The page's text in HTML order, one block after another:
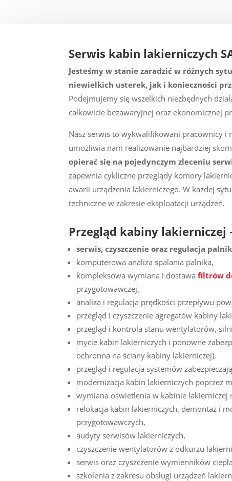
Serwis kabin lakierniczych
Jesteśmy w stanie zaradzić w różnych
niewielkich usterek, jak i konieczności
Podejmujemy się wszelkich niezbędnych
całkowicie bezawaryjnej oraz ekonomicznej
Nasz serwis to wykwalifikowani pracownicy i
umożliwia nam realizowanie najbardziej
opierać się na pojedynczym zleceniu
zapewnia cykliczne przeglądy komory
awarii urządzenia lakierniczego. W każdej
techniczne w zakresie eksploatacji urządzeń.
Przegląd kabiny lakierniczej
serwis, czyszczenie oraz regulacja
komputerowa analiza spalania palnika,
kompleksowa wymiana i dostawa filtrów
przygotowawczej,
analiza i regulacja prędkości przepływu
przegląd i czyszczenie agregatów kabiny
przegląd i kontrola stanu wentylatorów,
mycie kabin lakierniczych i ponowne
ochronna na ściany kabiny lakierniczej),
przegląd i regulacja systemów
modernizacja kabin lakierniczych poprzez
wymiana oświetlenia w kabinie lakierniczej
relokacja kabin lakierniczych, demontaż i
przygotowawczych,
audyty serwisów lakierniczych,
czyszczenie wentylatorów z odkurzu
serwis oraz czyszczenie wymienników
szkolenia z zakresu obsługi urządzeń